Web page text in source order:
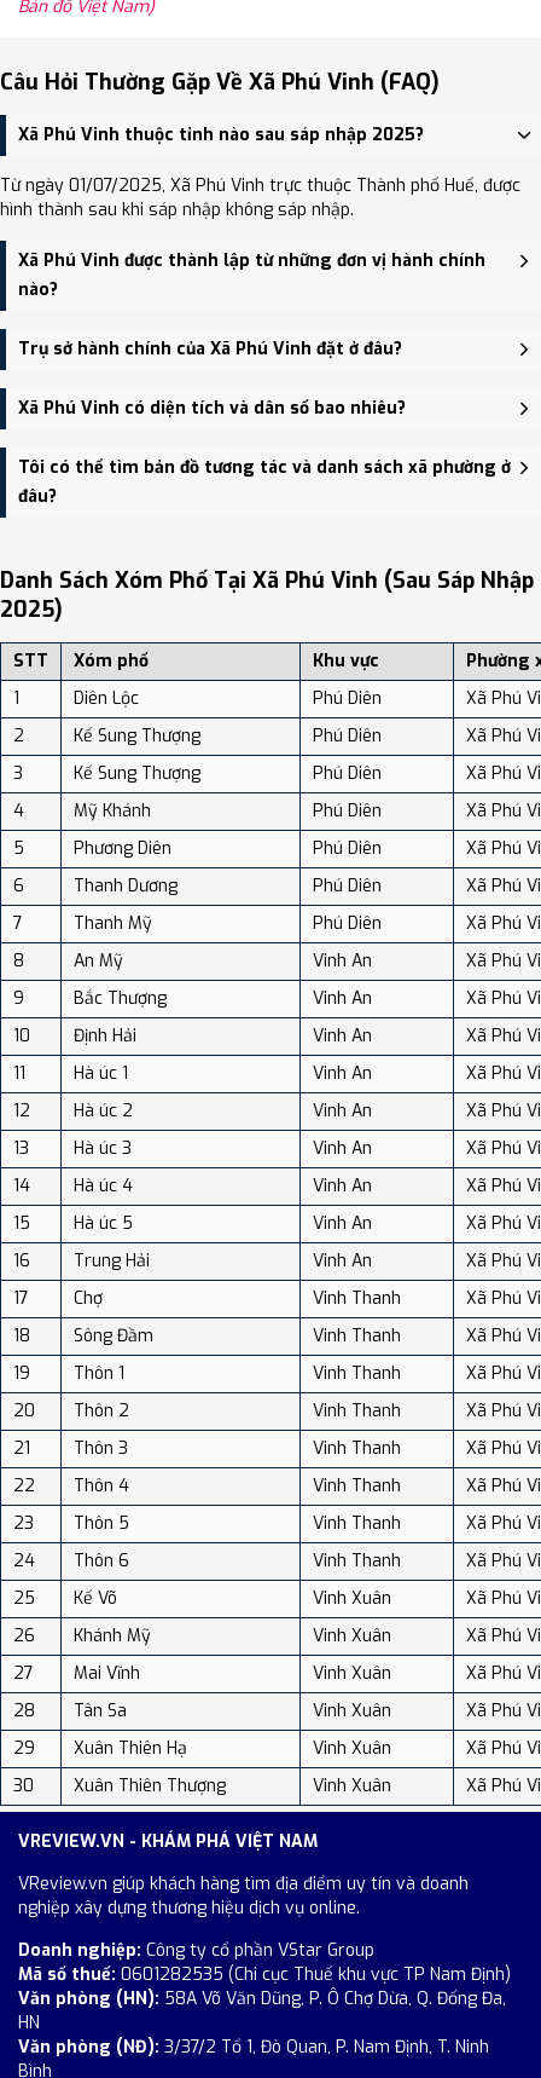
Bản đồ Việt Nam)
Câu Hỏi Thường Gặp Về Xã Phú Vinh (FAQ)
Xã Phú Vinh thuộc tỉnh nào sau sáp nhập 2025?
Từ ngày 01/07/2025, Xã Phú Vinh trực thuộc Thành phố Huế, được
hình thành sau khi sáp nhập không sáp nhập.
Xã Phú Vinh được thành lập từ những đơn vị hành chính
nào?
Xã Phú Vinh được thành lập trên cơ sở sáp nhập Xã Phú Diên, Xã
Vinh Xuân, Xã Vinh An, Xã Vinh Thanh.
Trụ sở hành chính của Xã Phú Vinh đặt ở đâu?
Trụ sở hành chính mới của Xã Phú Vinh đặt tại Thôn 3, xã Phú Vinh
- trung tâm khu vực thuận tiện giao thông.
Xã Phú Vinh có diện tích và dân số bao nhiêu?
Xã Phú Vinh có Diện tích: 57.95 km², Dân số: 47,674 người, Mật độ
dân số: Khoảng 822.68 người/km²
Tôi có thể tìm bản đồ tương tác và danh sách xã phường ở
đâu?
địa điểm tại: VReview.vn - Nền tảng review địa điểm, dịch vụ và du
lịch uy tín tại Việt Nam.
Danh Sách Xóm Phố Tại Xã Phú Vinh (sau Sáp Nhập
2025)
STT Xóm phố Khu vực
Phường
1
Diên Lộc Phú Diên
Xã Phú
2
Kế Sung Thượng Phú Diên
Xã Phú
3
Kế Sung Thượng Phú Diên
Xã Phú
4
Mỹ Khánh Phú Diên
Xã Phú
5
Phương Diên Phú Diên
Xã Phú
6
Thanh Dương Phú Diên
Xã Phú
7
Thanh Mỹ Phú Diên
Xã Phú
8
An Mỹ Vinh An
Xã Phú
9
Bắc Thượng Vinh An
Xã Phú
10
Định Hải Vinh An
Xã Phú
11
Hà úc 1 Vinh An
Xã Phú
12
Hà úc 2 Vinh An
Xã Phú
13
Hà úc 3 Vinh An
Xã Phú
14
Hà úc 4 Vinh An
Xã Phú
15
Hà úc 5 Vinh An
Xã Phú
16
Trung Hải Vinh An
Xã Phú
17
Chợ Vinh Thanh
Xã Phú
18
Sông Đầm Vinh Thanh
Xã Phú
19
Thôn 1 Vinh Thanh
Xã Phú
20
Thôn 2 Vinh Thanh
Xã Phú
21
Thôn 3 Vinh Thanh
Xã Phú
22
Thôn 4 Vinh Thanh
Xã Phú
23
Thôn 5 Vinh Thanh
Xã Phú
24
Thôn 6 Vinh Thanh
Xã Phú
25
Kế Võ Vinh Xuân
Xã Phú
26
Khánh Mỹ Vinh Xuân
Xã Phú
27
Mai Vĩnh Vinh Xuân
Xã Phú
28
Tân Sa Vinh Xuân
Xã Phú
29
Xuân Thiên Hạ Vinh Xuân
Xã Phú
30
Xuân Thiên Thượng Vinh Xuân Xã Phú
VREVIEW.VN - KHÁM PHÁ VIỆT NAM
VReview.vn giúp khách hàng tìm địa điểm uy tín và doanh
nghiệp xây dựng thương hiệu dịch vụ online.
Doanh nghiệp: Công ty cổ phần VStar Group
Mã số thuế: 0601282535 (Chi cục Thuế khu vực TP Nam Định)
Văn phòng (HN): 58A Võ Văn Dũng, P. Ô Chợ Dừa, Q. Đống Đa,
HN
Văn phòng (NĐ): 3/37/2 Tổ 1, Đò Quan, P. Nam Định, T. Ninh
Bình